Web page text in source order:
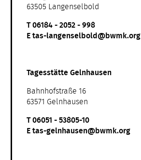
63505 Langenselbold
T 06184 - 2052 - 998
Etas-langenselbold@bwmk.org
Tagesstätte Gelnhausen
Bahnhofstraße 16
63571 Gelnhausen
T 06051 - 53805-10
Etas-gelnhausen@bwmk.org